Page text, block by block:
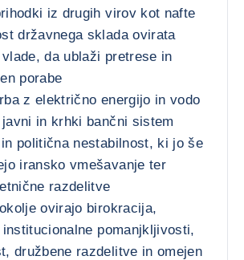
iz drugih virov kot nafte
državnega sklada ovirata
da ublaži pretrese in
porabe
z električno energijo in vodo
javni in krhki bančni sistem
politična nestabilnost, ki jo še
iransko vmešavanje ter
razdelitve
ovirajo birokracija,
pomanjkljivosti,
družbene razdelitve in omejen